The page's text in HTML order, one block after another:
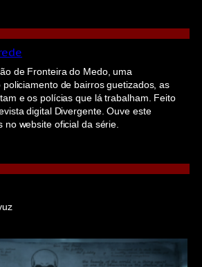
de Fronteira do Medo, uma
policiamento de bairros guetizados, as
e os polícias que lá trabalham. Feito
digital Divergente. Ouve este
no website oficial da série.